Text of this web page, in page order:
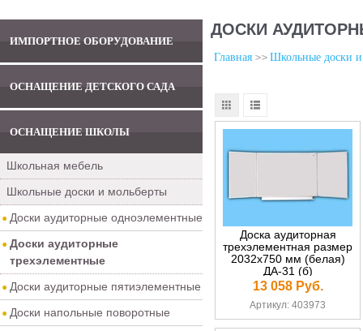
ИМПОРТНОЕ ОБОРУДОВАНИЕ
ОСНАЩЕНИЕ ДЕТСКОГО САДА
ОСНАЩЕНИЕ ШКОЛЫ
Школьная мебель
Школьные доски и мольберты
Доски аудиторные одноэлементные
Доски аудиторные
трехэлементные
Доски аудиторные пятиэлементные
Доски напольные поворотные
ДОСКИ
Главная Школьные доски
Доска аудиторная
трехэлементная размер
2032х750 мм (белая)
ДА-31 (б)
13 058 Руб.
Артикул: 403973